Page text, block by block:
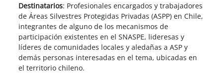
Destinatarios: Profesionales encargados y trabajadores
de Áreas Silvestres Protegidas Privadas (ASPP) en Chile,
integrantes de alguno de los mecanismos de
participación existentes en el SNASPE, lideresas y
líderes de comunidades locales y aledañas a ASP y
demás personas interesadas en el tema, ubicadas en
el territorio chileno.